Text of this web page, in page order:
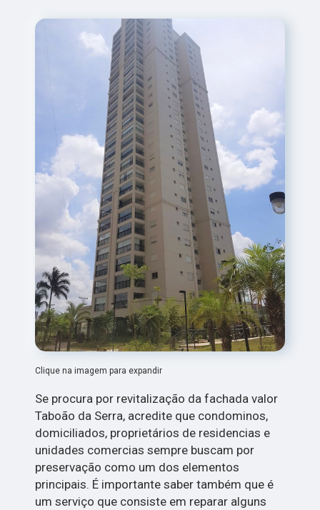
Clique na imagem para expandir
Se procura por revitalização da fachada valor
Taboão da Serra, acredite que condominos,
domiciliados, proprietários de residencias e
unidades comercias sempre buscam por
preservação como um dos elementos
principais. É importante saber também que é
um serviço que consiste em reparar alguns